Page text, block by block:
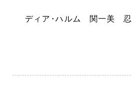
ディア・ハルム 関一美 忍